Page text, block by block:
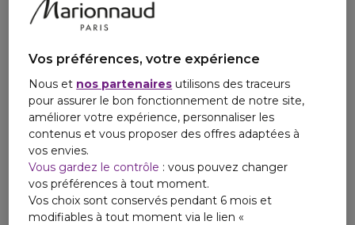
Vos préférences, votre expérience
Nous et nos partenaires utilisons des traceurs
pour assurer le bon fonctionnement de notre site,
améliorer votre expérience, personnaliser les
contenus et vous proposer des offres adaptées à
vos envies.
Vous gardez le contrôle : vous pouvez changer
vos préférences à tout moment.
Vos choix sont conservés pendant 6 mois et
modifiables à tout moment via le lien «